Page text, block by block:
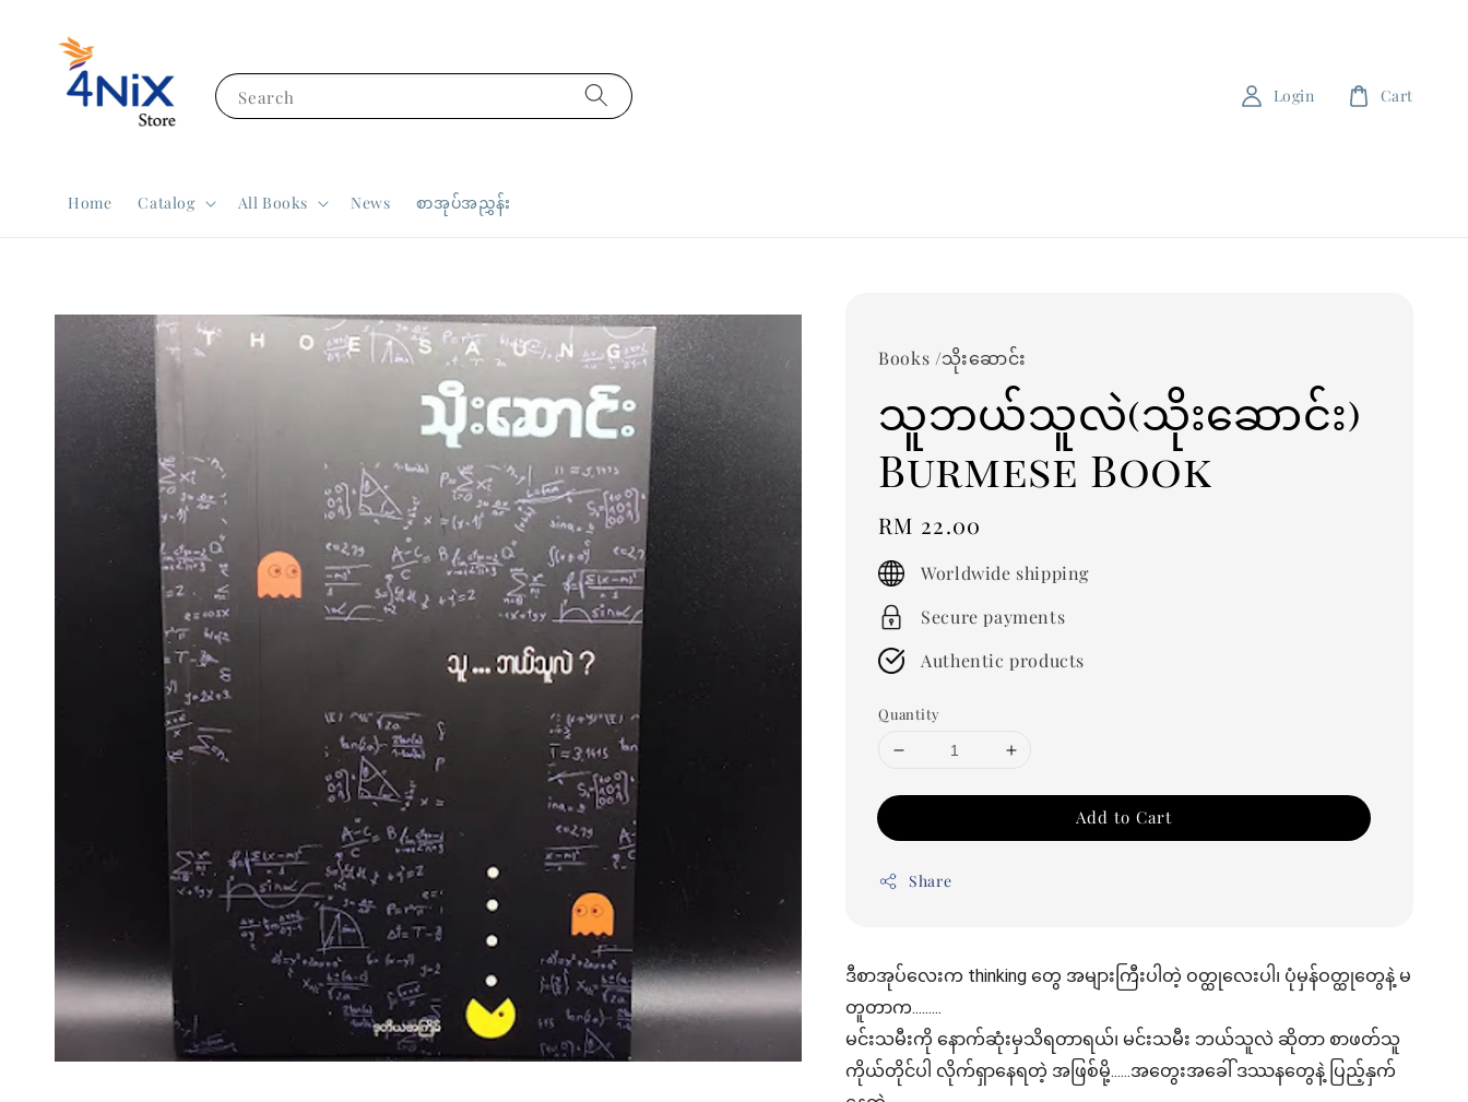
Search
Home Catalog All Books News စာအုပ်အညွှန်း
Login Cart
Books /သိုးဆောင်း
သူဘယ်သူလဲ(သိုးဆောင်း)
Burmese Book
Regular
price
RM 22.00
Worldwide shipping
Secure payments
Authentic products
Quantity
Add to Cart
Share
ဒီစာအုပ်လေးက thinking တွေ အများကြီးပါတဲ့ ဝတ္ထုလေးပါ၊ ပုံမှန်ဝတ္ထုတွေနဲ့ မ
တူတာက.........
မင်းသမီးကို နောက်ဆုံးမှသိရတာရယ်၊ မင်းသမီး ဘယ်သူလဲ ဆိုတာ စာဖတ်သူ
ကိုယ်တိုင်ပါ လိုက်ရှာနေရတဲ့ အဖြစ်မို့......အတွေးအခေါ် ဒဿနတွေနဲ့ ပြည့်နှက်